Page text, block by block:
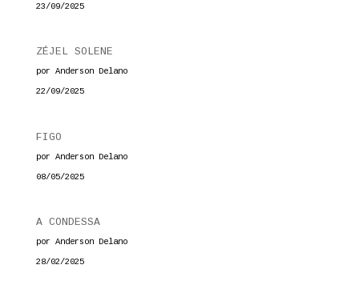
23/09/2025
ZÉJEL SOLENE
por Anderson Delano
22/09/2025
FIGO
por Anderson Delano
08/05/2025
A CONDESSA
por Anderson Delano
28/02/2025